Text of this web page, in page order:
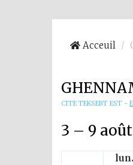
Acceuil
CITE TEKSEBT EST -
3 – 9
02